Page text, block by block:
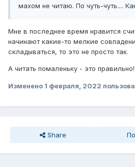
махом не читаю. По чуть-чуть....
Мне в последнее время нравится
начинают какие-то мелкие
складываться, то это не просто так.
А читать помаленьку - это
Изменено 1 февраля, 2022
Share